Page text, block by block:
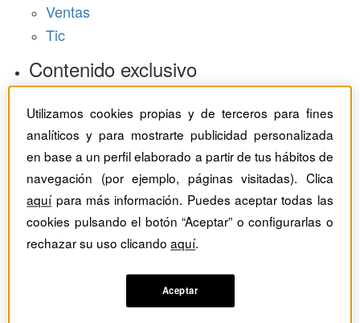
Ventas
Tic
Contenido exclusivo
Baragaño Capital selección exclusiva
The Bold Choice selección exclusiva
Top Employers selección exclusiva
Hemeroteca
Monográficos
Dossieres
Revistas del mes
Utilizamos cookies propias y de terceros para fines
analíticos y para mostrarte publicidad personalizada
en base a un perfil elaborado a partir de tus hábitos de
navegación (por ejemplo, páginas visitadas). Clica
aquípara más información. Puedes aceptar todas las
cookies pulsando el botón “Aceptar” o configurarlas o
rechazar su uso clicandoaquí.
Aceptar